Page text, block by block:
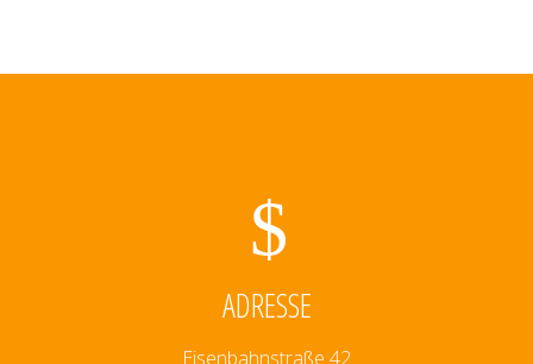
ADRESSE
Eisenbahnstraße 42